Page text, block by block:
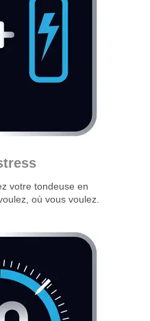
votre tondeuse en
où vous voulez.